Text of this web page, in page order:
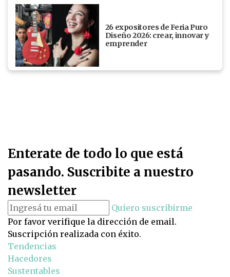
26 expositores de Feria Puro
Diseño 2026: crear, innovar y
emprender
Enterate de todo lo que está
pasando. Suscribite a nuestro
newsletter
Quiero suscribirme
Por favor verifique la dirección de email.
Suscripción realizada con éxito.
Tendencias
Hacedores
Sustentables